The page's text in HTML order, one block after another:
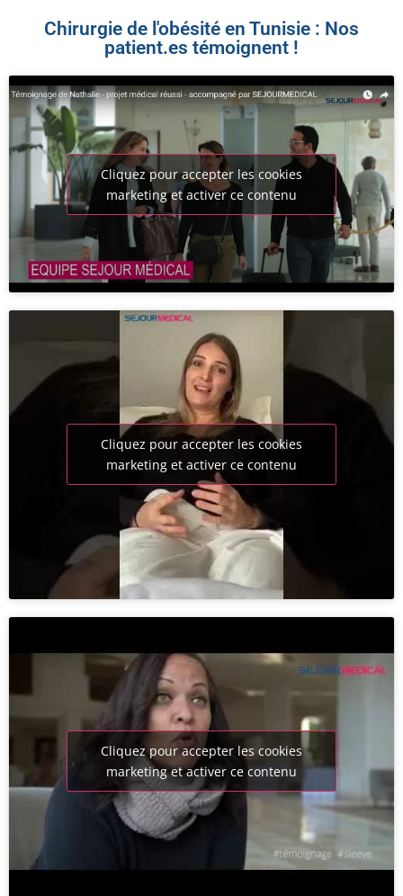
Chirurgie de l'obésité en Tunisie : Nos
patient.es témoignent !​
Cliquez pour accepter les cookies
marketing et activer ce contenu
Cliquez pour accepter les cookies
marketing et activer ce contenu
Cliquez pour accepter les cookies
marketing et activer ce contenu